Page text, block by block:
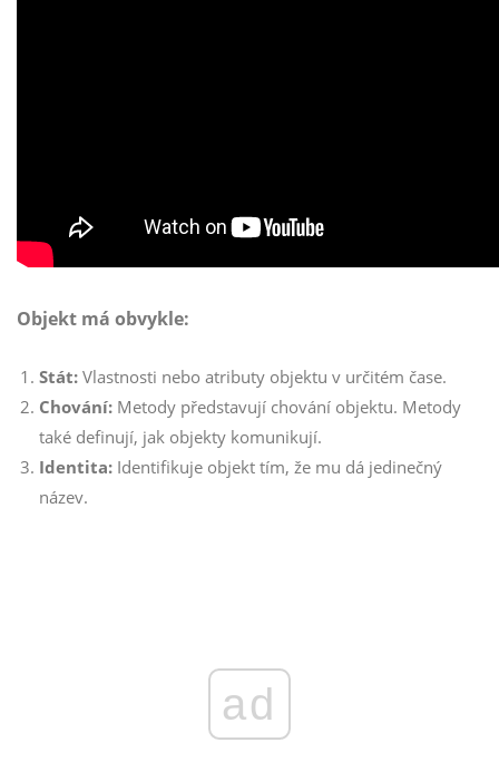
Objekt má obvykle:
Stát: Vlastnosti nebo atributy objektu v určitém čase.
Chování: Metody představují chování objektu. Metody
také definují, jak objekty komunikují.
Identita: Identifikuje objekt tím, že mu dá jedinečný
název.
ad